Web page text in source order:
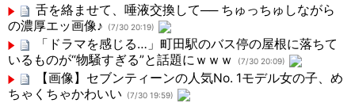
舌を絡ませて、唾液交換して── ちゅっちゅしながら
の濃厚エッ画像♪
(7/30 20:19)
「ドラマを感じる…」町田駅のバス停の屋根に落ちて
いるものが“物騒すぎる”と話題にｗｗｗ
(7/30 20:09)
【画像】セブンティーンの人気No. 1モデル女の子、め
ちゃくちゃかわいい
(7/30 19:59)